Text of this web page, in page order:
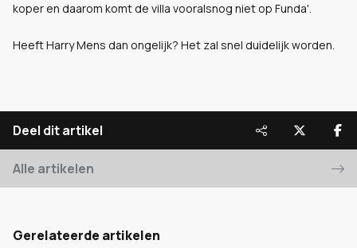
koper en daarom komt de villa vooralsnog niet op Funda'.
Heeft Harry Mens dan ongelijk? Het zal snel duidelijk worden.
Deel dit artikel
Alle artikelen
Gerelateerde artikelen